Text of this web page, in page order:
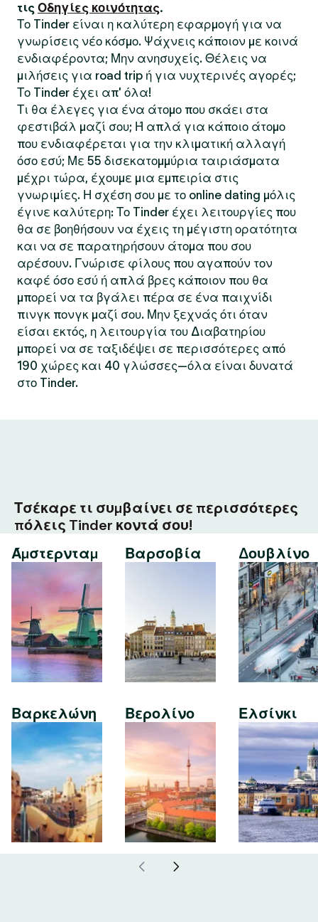
τις Οδηγίες κοινότητας.
Το Tinder είναι η καλύτερη εφαρμογή για να
γνωρίσεις νέο κόσμο. Ψάχνεις κάποιον με κοινά
ενδιαφέροντα; Μην ανησυχείς. Θέλεις να
μιλήσεις για road trip ή για νυχτερινές αγορές;
Το Tinder έχει απ' όλα!
Τι θα έλεγες για ένα άτομο που σκάει στα
φεστιβάλ μαζί σου; Ή απλά για κάποιο άτομο
που ενδιαφέρεται για την κλιματική αλλαγή
όσο εσύ; Με 55 δισεκατομμύρια ταιριάσματα
μέχρι τώρα, έχουμε μια εμπειρία στις
γνωριμίες. Η σχέση σου με το online dating μόλις
έγινε καλύτερη: Το Tinder έχει λειτουργίες που
θα σε βοηθήσουν να έχεις τη μέγιστη ορατότητα
και να σε παρατηρήσουν άτομα που σου
αρέσουν. Γνώρισε φίλους που αγαπούν τον
καφέ όσο εσύ ή απλά βρες κάποιον που θα
μπορεί να τα βγάλει πέρα σε ένα παιχνίδι
πινγκ πονγκ μαζί σου. Μην ξεχνάς ότι όταν
είσαι εκτός, η λειτουργία του Διαβατηρίου
μπορεί να σε ταξιδέψει σε περισσότερες από
190 χώρες και 40 γλώσσες—όλα είναι δυνατά
στο Tinder.
Τσέκαρε τι συμβαίνει σε περισσότερες
πόλεις Tinder κοντά σου!
Άμστερνταμ
Βαρκελώνη
Βαρσοβία
Βερολίνο
Δουβλίνο
Ελσίνκι